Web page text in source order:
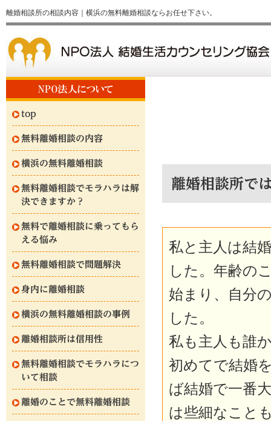
離婚相談所の相談内容｜横浜の無料離婚相談ならお任せ下さい。
top
無料離婚相談の内容
横浜の無料離婚相談
無料離婚相談でモラハラは解
決できますか？
無料で離婚相談に乗ってもら
える悩み
無料離婚相談で問題解決
身内に離婚相談
横浜の無料離婚相談の事例
離婚相談所は信用性
無料離婚相談でモラハラにつ
いて相談
離婚のことで無料離婚相談
離婚相談所で
私と主人は結
した。年齢の
始まり、自分
した。
私も主人も誰
初めてで結婚
ば結婚で一番
は些細なこと